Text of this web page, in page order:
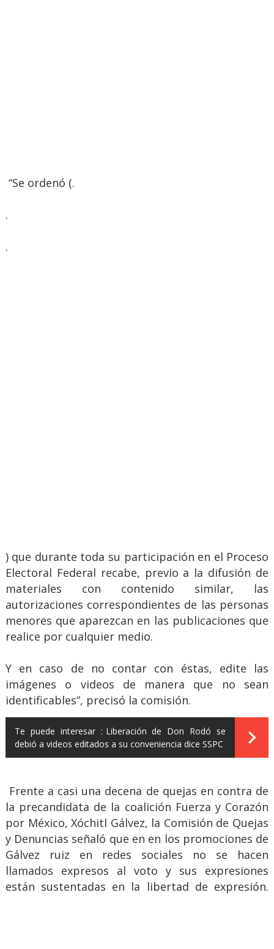
“Se ordenó (.
.
.
) que durante toda su participación en el Proceso
Electoral Federal recabe, previo a la difusión de
materiales con contenido similar, las
autorizaciones correspondientes de las personas
menores que aparezcan en las publicaciones que
realice por cualquier medio.
Y en caso de no contar con éstas, edite las
imágenes o videos de manera que no sean
identificables”, precisó la comisión.
Te puede interesar : Liberación de Don Rodó se
debió a videos editados a su conveniencia dice SSPC
Frente a casi una decena de quejas en contra de
la precandidata de la coalición Fuerza y Corazón
por México, Xóchitl Gálvez, la Comisión de Quejas
y Denuncias señaló que en en los promociones de
Gálvez ruiz en redes sociales no se hacen
llamados expresos al voto y sus expresiones
están sustentadas en la libertad de expresión.